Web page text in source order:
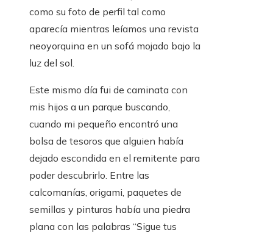
como su foto de perfil tal como
aparecía mientras leíamos una revista
neoyorquina en un sofá mojado bajo la
luz del sol.
Este mismo día fui de caminata con
mis hijos a un parque buscando,
cuando mi pequeño encontró una
bolsa de tesoros que alguien había
dejado escondida en el remitente para
poder descubrirlo. Entre las
calcomanías, origami, paquetes de
semillas y pinturas había una piedra
plana con las palabras “Sigue tus